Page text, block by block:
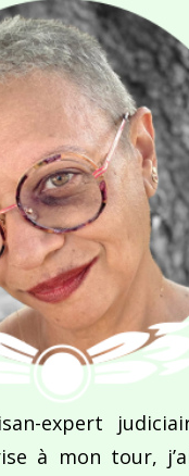
si près à la fois !
expert
à mon tour,